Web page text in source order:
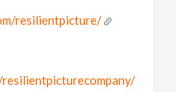
resilientpicture/